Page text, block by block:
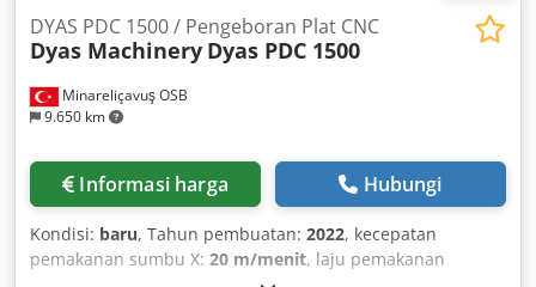
Minareliçavuş OSB
9.650 km
DYAS PDC 1500 / Pengeboran Plat CNC
Dyas Machinery Dyas PDC 1500
Informasi harga Hubungi
Kondisi: baru, Tahun pembuatan: 2022, kecepatan
pemakanan sumbu X: 20 m/menit, laju pemakanan